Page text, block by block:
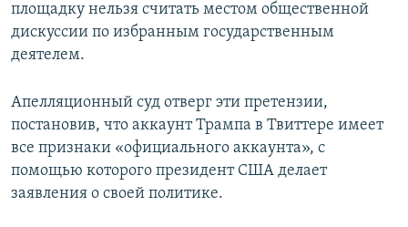
площадку нельзя считать местом общественной
дискуссии по избранным государственным
деятелем.
Апелляционный суд отверг эти претензии,
постановив, что аккаунт Трампа в Твиттере имеет
все признаки «официального аккаунта», с
помощью которого президент США делает
заявления о своей политике.